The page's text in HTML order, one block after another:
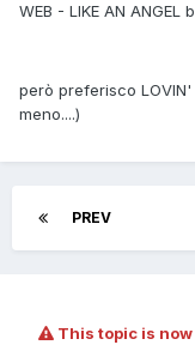
WEB - LIKE AN ANGEL
però preferisco LOVIN'
meno....)
PREV
This topic is